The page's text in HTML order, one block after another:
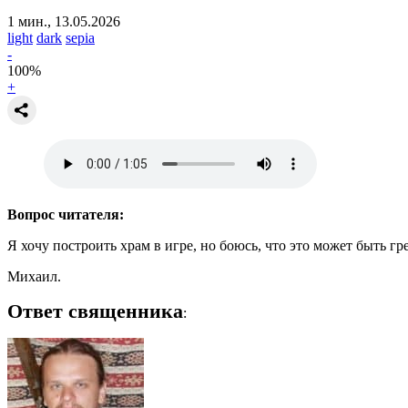
1 мин., 13.05.2026
light dark sepia
-
100%
+
Вопрос читателя:
Я хочу построить храм в игре, но боюсь, что это может быть
Михаил.
Ответ священника: